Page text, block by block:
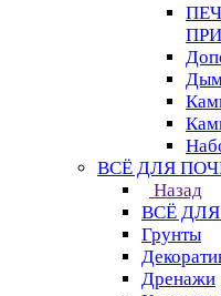
ВСЁ ДЛЯ
Назад
ВСЁ
Грунты
Дренажи